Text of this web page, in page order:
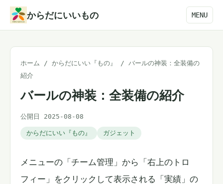
からだにいいもの MENU
ホーム / からだにいい『もの』 / バールの神装：全装備の
紹介
バールの神装：全装備の紹介
公開日 2025-08-08
からだにいい『もの』 ガジェット
メニューの「チーム管理」から「右上のトロ
フィー」をクリックして表示される「実績」の